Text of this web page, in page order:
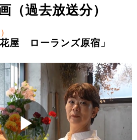
（過去放送分）
屋 ローランズ原宿」